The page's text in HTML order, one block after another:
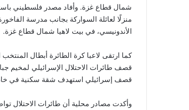
منزلًا لعائلة السواركة بجانب مدرسة
الأندونيسي، في بيت لاهيا شمال قطاع غزة.
كما ارتقى لاعبا كرة الطائرة أبطال
قصف إسرائيلي استهدف شقة سكنية في
وأكدت مصادر محلية أن طائرات الاحتلال